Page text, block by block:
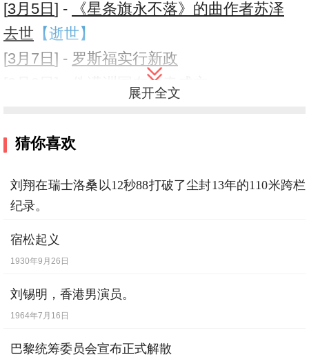
[3月5日 ] -
《星条旗永不落》的曲作者苏泽
去世 【逝世】
[3月7日] - 罗斯福实行新政
伪满洲国在长春成立
[ 4月20日] -
路军攻占漳州
6月6日] -各界呼吁国共停止内战。
6月8日
6月8日] -
逝世【逝世】
6月16日
展开全文
猜你喜欢
刘翔在瑞士洛桑以12秒88打破了尘封13年的110米跨栏
纪录。
宿松起义
1930年9月26日
刘锡明，香港男演员。
1964年7月16日
巴黎统筹委员会宣布正式解散